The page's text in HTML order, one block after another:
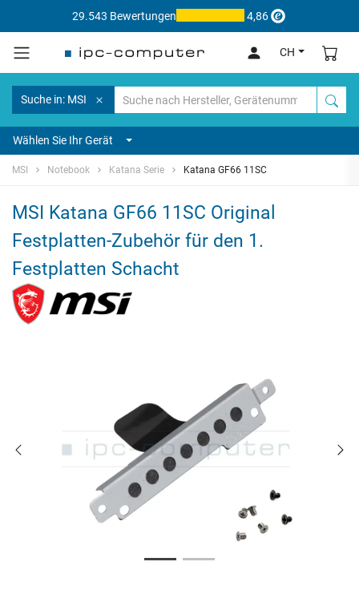
29.543 Bewertungen 4,86
CH
Suche in: MSI
Wählen Sie Ihr Gerät
MSI Notebook Katana Serie Katana GF66 11SC
MSI Katana GF66 11SC Original
Festplatten-Zubehör für den 1.
Festplatten Schacht